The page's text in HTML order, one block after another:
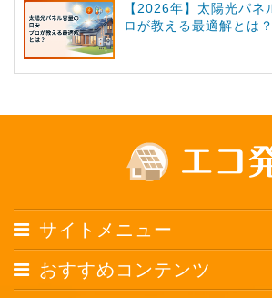
【2026年】太陽光パ
ロが教える最適解とは？
サイトメニュー
おすすめコンテンツ